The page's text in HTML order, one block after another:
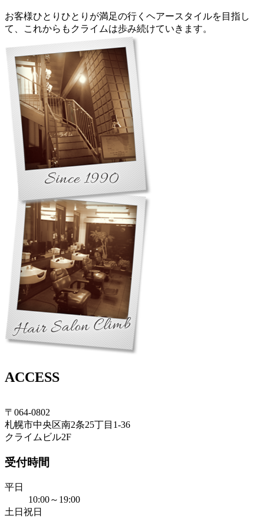
お客様ひとりひとりが満足の行くヘアースタイルを目指し
て、これからもクライムは歩み続けていきます。
ACCESS
札幌の理容室 クライム
〒064-0802
札幌市中央区南2条25丁目1-36
クライムビル2F
受付時間
平日
10:00～19:00
土日祝日